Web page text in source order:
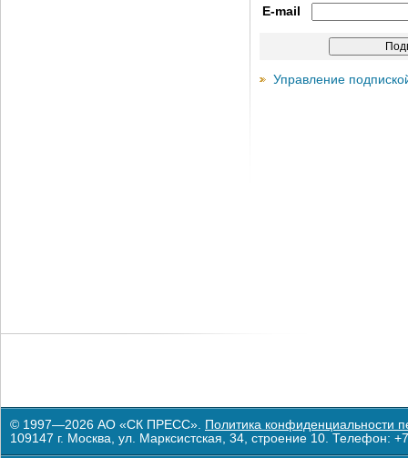
E-mail
Управление
© 1997—2026 АО «СК ПРЕСС». Политика конфиденциальности
109147 г. Москва, ул. Марксистская, 34, строение 10. Телефон: